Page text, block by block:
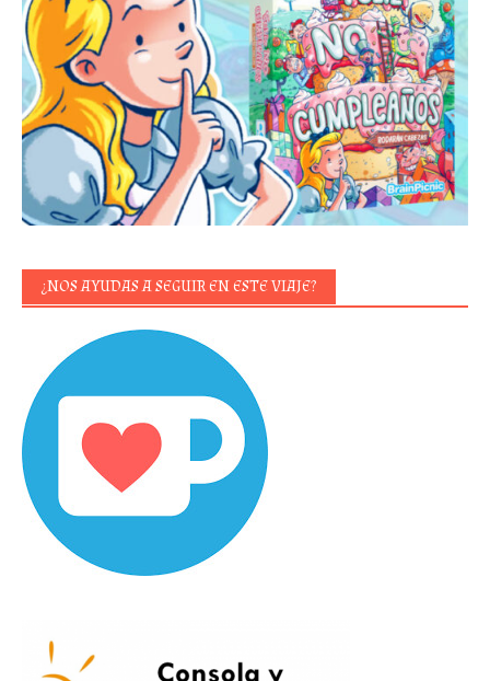
¿NOS AYUDAS A SEGUIR EN ESTE VIAJE?